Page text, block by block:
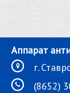
Аппарат
г.
(8652)